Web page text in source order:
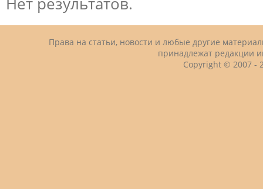
Права на статьи, новости и любые другие
принадлежат редакции
Copyright © 2007 -